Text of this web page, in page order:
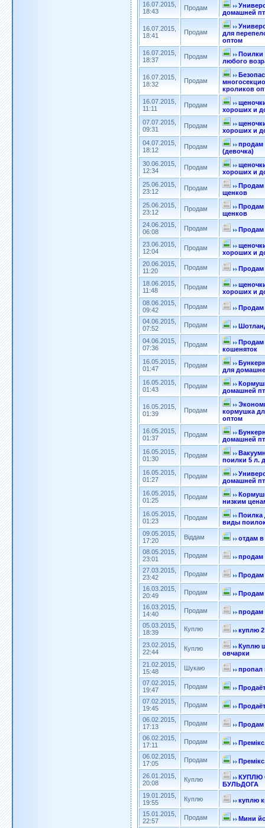
16.07.2015,
18:43
Продам
домашней
16.07.2015,
18:41
Продам
для
оптом
16.07.2015,
18:37
Продам
Поилки
любого
16.07.2015,
18:32
Продам
кроликов
16.07.2015,
11:11
Продам
хороших и
07.07.2015,
09:31
Продам
хороших и
04.07.2015,
18:12
Продам
продам
(девочка)
30.06.2015,
12:34
Продам
хороших и
25.06.2015,
23:12
Продам
Продам
щенков
25.06.2015,
23:12
Продам
Продам
щенков
24.06.2015,
06:08
Продам Продам
23.06.2015,
12:04
Продам
хороших и
20.06.2015,
11:20
Продам Продам
18.06.2015,
11:48
Продам
хороших и
08.06.2015,
09:42
Продам
Продам
04.06.2015,
07:52
Продам
04.06.2015,
07:36
Продам
Продам
кошеняток
16.05.2015,
01:47
Продам
для
16.05.2015,
01:43
Продам
домашней
16.05.2015,
01:39
Продам
кормушка
оптом
16.05.2015,
01:37
Продам
домашней
16.05.2015,
01:30
Продам
поилки 5 л.
16.05.2015,
01:27
Продам
домашней
16.05.2015,
01:25
Продам
низким
16.05.2015,
01:23
Продам
Поилка
виды
09.05.2015,
17:20
Віддам
отдам
08.05.2015,
23:01
Продам
продам
27.03.2015,
23:42
Продам
Продам
16.03.2015,
20:49
Продам
Продам
16.03.2015,
14:40
Продам
продам
05.03.2015,
18:39
Куплю куплю
23.02.2015,
22:44
Куплю
Куплю
овчарки
21.02.2015,
15:48
Шукаю
пропал
07.02.2015,
19:47
Продам
07.02.2015,
19:45
Продам
06.02.2015,
17:13
Продам
Продам
06.02.2015,
17:11
Продам
06.02.2015,
17:05
Продам
26.01.2015,
20:08
Куплю
КУПЛЮ
БУЛЬДОГА
19.01.2015,
19:55
Куплю
куплю
15.01.2015,
22:57
Продам
Мини